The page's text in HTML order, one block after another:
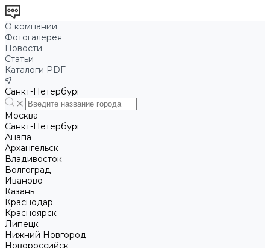
О компании
Фотогалерея
Новости
Статьи
Каталоги PDF
Санкт-Петербург
Москва
Санкт-Петербург
Анапа
Архангельск
Владивосток
Волгоград
Иваново
Казань
Краснодар
Красноярск
Липецк
Нижний Новгород
Новороссийск